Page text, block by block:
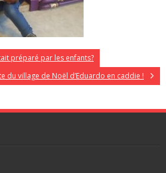
préparé par les enfants?
du village de Noël d’Eduardo en caddie !